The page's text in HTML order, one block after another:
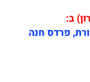
ב:
פרדס חנה